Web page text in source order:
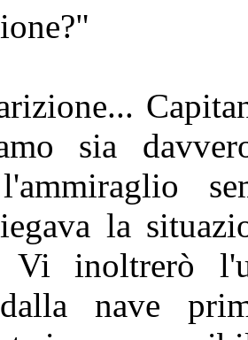
sia
la
Vi inoltrerò
nave